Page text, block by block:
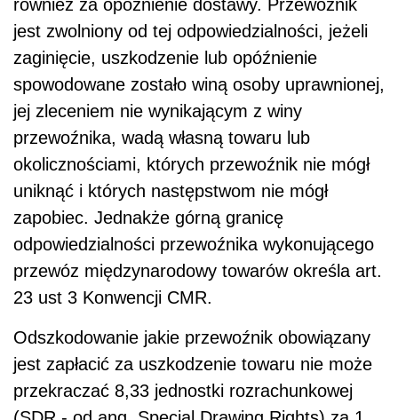
również za opóźnienie dostawy. Przewoźnik
jest zwolniony od tej odpowiedzialności, jeżeli
zaginięcie, uszkodzenie lub opóźnienie
spowodowane zostało winą osoby uprawnionej,
jej zleceniem nie wynikającym z winy
przewoźnika, wadą własną towaru lub
okolicznościami, których przewoźnik nie mógł
uniknąć i których następstwom nie mógł
zapobiec. Jednakże górną granicę
odpowiedzialności przewoźnika wykonującego
przewóz międzynarodowy towarów określa art.
23 ust 3 Konwencji CMR.
Odszkodowanie jakie przewoźnik obowiązany
jest zapłacić za uszkodzenie towaru nie może
przekraczać 8,33 jednostki rozrachunkowej